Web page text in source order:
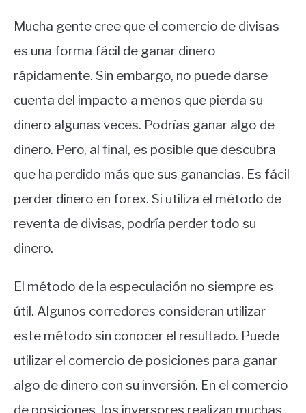
Mucha gente cree que el comercio de divisas
es una forma fácil de ganar dinero
rápidamente. Sin embargo, no puede darse
cuenta del impacto a menos que pierda su
dinero algunas veces. Podrías ganar algo de
dinero. Pero, al final, es posible que descubra
que ha perdido más que sus ganancias. Es fácil
perder dinero en forex. Si utiliza el método de
reventa de divisas, podría perder todo su
dinero.
El método de la especulación no siempre es
útil. Algunos corredores consideran utilizar
este método sin conocer el resultado. Puede
utilizar el comercio de posiciones para ganar
algo de dinero con su inversión. En el comercio